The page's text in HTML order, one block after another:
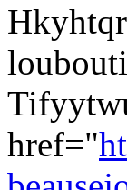
href="